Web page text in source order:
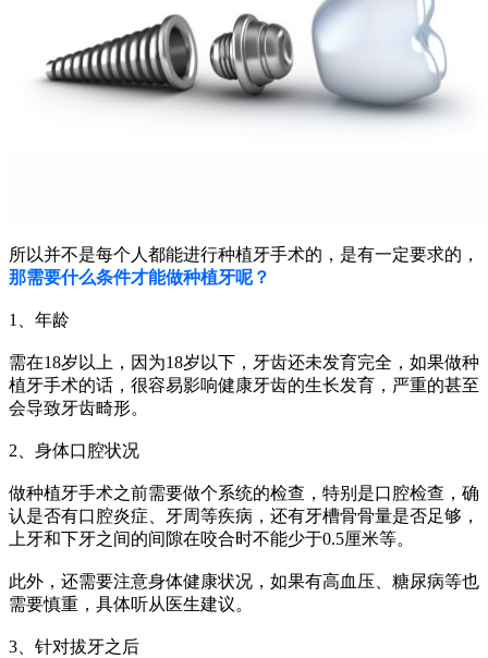
所以并不是每个人都能进行种植牙手术的，是有一定要求的，
那需要什么条件才能做种植牙呢？
1、年龄
需在18岁以上，因为18岁以下，牙齿还未发育完全，如果做种
植牙手术的话，很容易影响健康牙齿的生长发育，严重的甚至
会导致牙齿畸形。
2、身体口腔状况
做种植牙手术之前需要做个系统的检查，特别是口腔检查，确
认是否有口腔炎症、牙周等疾病，还有牙槽骨骨量是否足够，
上牙和下牙之间的间隙在咬合时不能少于0.5厘米等。
此外，还需要注意身体健康状况，如果有高血压、糖尿病等也
需要慎重，具体听从医生建议。
3、针对拔牙之后